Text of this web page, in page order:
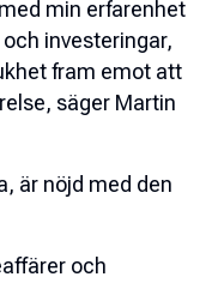
min erfarenhet
investeringar,
fram emot att
säger Martin
är nöjd med den
och